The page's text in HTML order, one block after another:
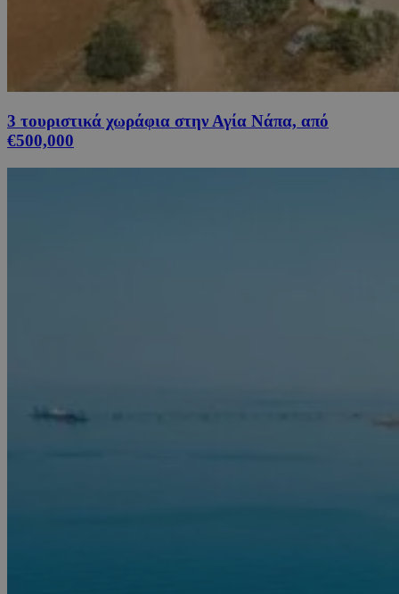
3 τουριστικά χωράφια στην Αγία Νάπα, από
€500,000